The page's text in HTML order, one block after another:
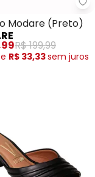
Modare
Modare (Preto)
R$ 199,99
R$ 33,33sem juros
para melhorar sua
e
entendemos